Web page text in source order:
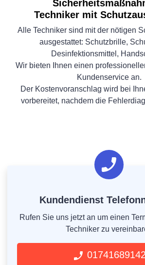
Techniker mit
Alle Techniker sind mit der nötigen
ausgestattet: Schutzbrille,
Desinfektionsmittel,
Wir bieten Ihnen einen
Kundenservice an.
Der Kostenvoranschlag wird bei
vorbereitet, nachdem die
Kundendienst
Rufen Sie uns jetzt an um einen
Techniker zu
01741689142